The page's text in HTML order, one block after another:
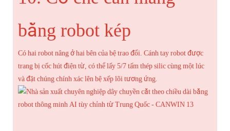
bằng robot kép
Có hai robot nâng ở hai bên của bệ trao đổi. Cánh tay robot được
trang bị cốc hút điện từ, có thể lấy 5/7 tấm thép silic cùng một lúc
và đặt chúng chính xác lên bệ xếp lõi tương ứng.